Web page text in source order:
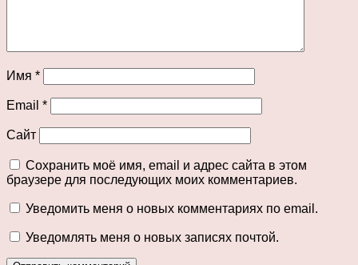
Имя *
Email *
Сайт
Сохранить моё имя, email и адрес сайта в этом
браузере для последующих моих комментариев.
Уведомить меня о новых комментариях по email.
Уведомлять меня о новых записях почтой.